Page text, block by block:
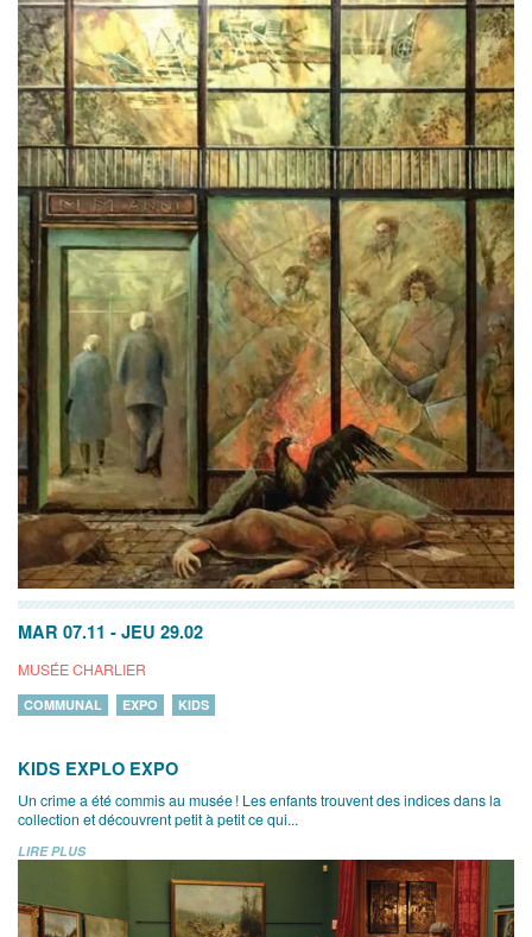
MAR 07.11 - JEU 29.02
MUSÉE CHARLIER
COMMUNAL EXPO KIDS
KIDS EXPLO EXPO
Un crime a été commis au musée ! Les enfants trouvent des indices dans la
collection et découvrent petit à petit ce qui...
LIRE PLUS